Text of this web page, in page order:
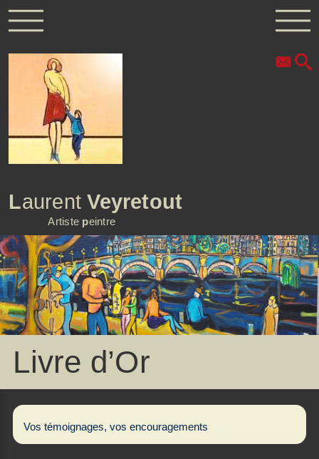
LaurentVeyretout
Artiste peintre
Livre d’Or
Vos témoignages, vos encouragements